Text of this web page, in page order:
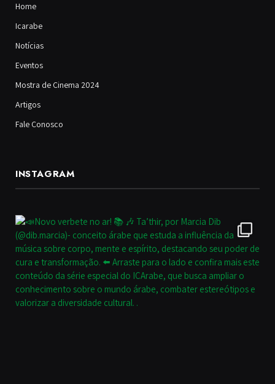
Home
Icarabe
Notícias
Eventos
Mostra de Cinema 2024
Artigos
Fale Conosco
INSTAGRAM